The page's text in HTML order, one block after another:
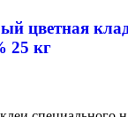
цветная
25 кг